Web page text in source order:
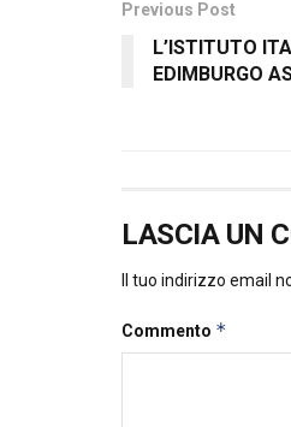
Previous Post
L’ISTITUTO
EDIMBURGO
LASCIA UN
Il tuo indirizzo email
Commento *